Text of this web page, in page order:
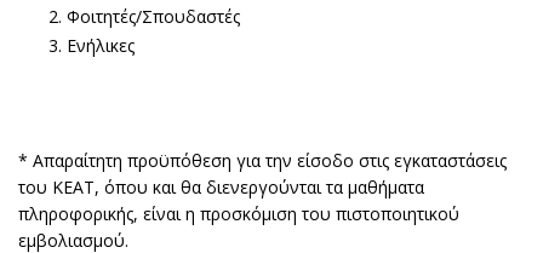
Φοιτητές/Σπουδαστές
Ενήλικες
* Απαραίτητη προϋπόθεση για την είσοδο στις εγκαταστάσεις
του ΚΕΑΤ, όπου και θα διενεργούνται τα μαθήματα
πληροφορικής, είναι η προσκόμιση του πιστοποιητικού
εμβολιασμού.